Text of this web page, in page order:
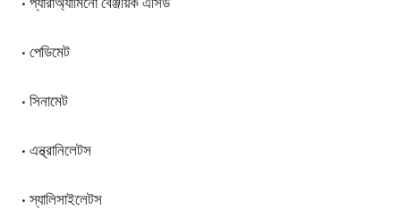
• পেডিমেট
• সিনামেট
• এন্থ্রানিলেটস
• স্যালিসাইলেটস